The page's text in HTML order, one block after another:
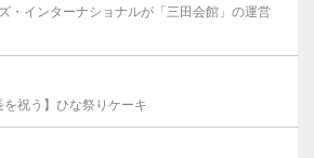
・インターナショナルが「三田会館」の運営
を祝う】ひな祭りケーキ